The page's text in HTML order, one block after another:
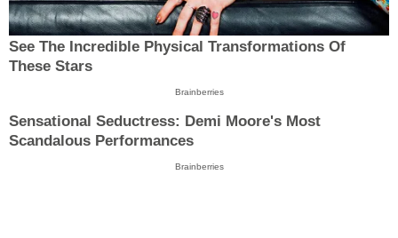
See The Incredible Physical Transformations Of
These Stars
Brainberries
Sensational Seductress: Demi Moore's Most
Scandalous Performances
Brainberries